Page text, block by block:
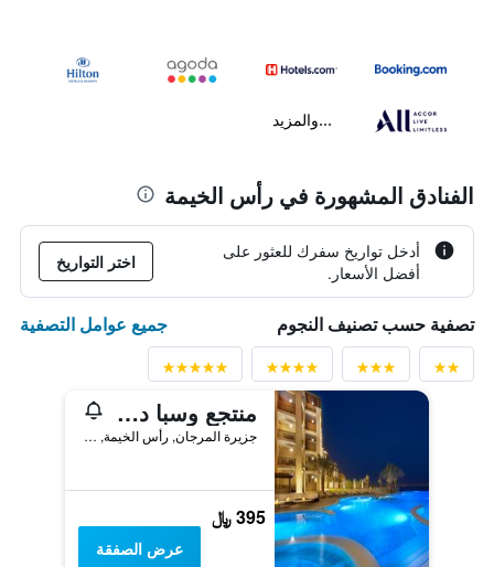
...والمزيد
الفنادق المشهورة في رأس الخيمة
أدخل تواريخ سفرك للعثور على
أفضل الأسعار.
اختر التواريخ
تصفية حسب تصنيف النجوم جميع عوامل التصفية
منتجع وسبا دبل تري باي هيلتون جزيرة المرجان
جزيرة المرجان, رأس الخيمة, الامارات العربية المتحدة
395 ﷼
عرض الصفقة